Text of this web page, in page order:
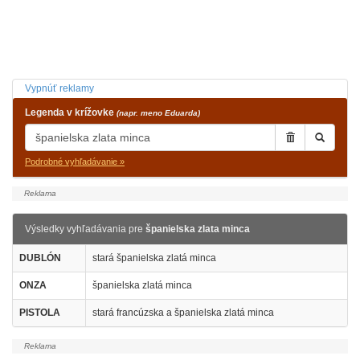
Vypnúť reklamy
Legenda v krížovke (napr. meno Eduarda)
Podrobné vyhľadávanie »
Výsledky vyhľadávania pre španielska zlata minca
DUBLÓN stará španielska zlatá minca
ONZA španielska zlatá minca
PISTOLA stará francúzska a španielska zlatá minca